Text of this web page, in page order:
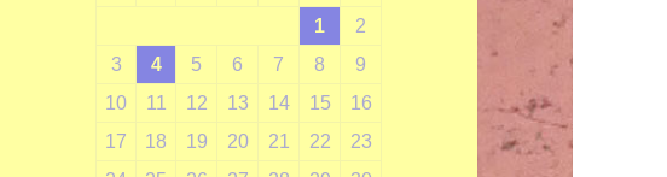
1
2
3
4 5 6 7 8
9
10
11 12 13 14 15
16
17
18 19 20 21 22
23